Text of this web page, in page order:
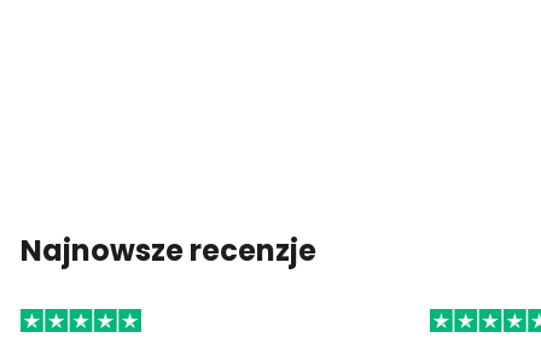
Najnowsze recenzje